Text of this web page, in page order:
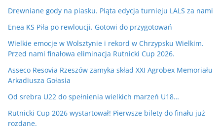
Drewniane gody na piasku. Piąta edycja turnieju LALS za nami
Enea KS Piła po rewloucji. Gotowi do przygotowań
Wielkie emocje w Wolsztynie i rekord w Chrzypsku Wielkim.
Przed nami finałowa eliminacja Rutnicki Cup 2026.
Asseco Resovia Rzeszów zamyka skład XXI Agrobex Memoriału
Arkadiusza Gołasia
Od srebra U22 do spełnienia wielkich marzeń U18…
Rutnicki Cup 2026 wystartował! Pierwsze bilety do finału już
rozdane.